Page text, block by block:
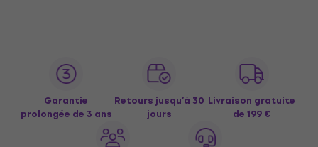
Garantie
prolongée de 3 ans
Retours jusqu’à 30
jours
Livraison gratuite
de 199 €